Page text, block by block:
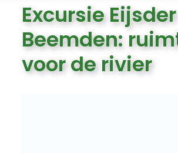
Excursie Eijsder
Beemden:
voor de rivier